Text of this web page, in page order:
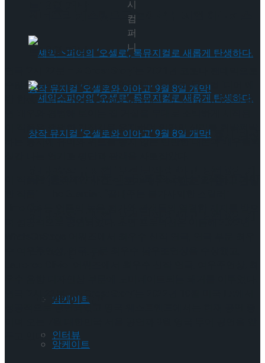
셰익스피어의 ‘오셀로’, 록뮤지컬로 새롭게 탄생
앙케이트
인터뷰
젠더프리 캐스팅으로 돌아온 뮤지컬’아나키스
트’ 9월 개막
Trending Tags
앙케이트
시
컴
퍼
니
수많은 공연이 막을 내렸던 영국 웨스트엔드, 뮤지컬 ‘디어 에
반 한센’이 멈춘 Noel Coward 극장에서 시작되었다. 4명의 출
이 작품은 팽팽한 긴장감을 유지하며 인간의 심리를 쥐락펴락
하는 동시에 유머와 위트를 놓지 않는 탄탄한 대본과 배우들의
연극 ‘2시 22분 – A Ghost Story’는 2022년 10월 미국 LA에서
성공적으로 공연되었고 영국 웨스트엔드에서는 현재 공연 중
두고 있다.